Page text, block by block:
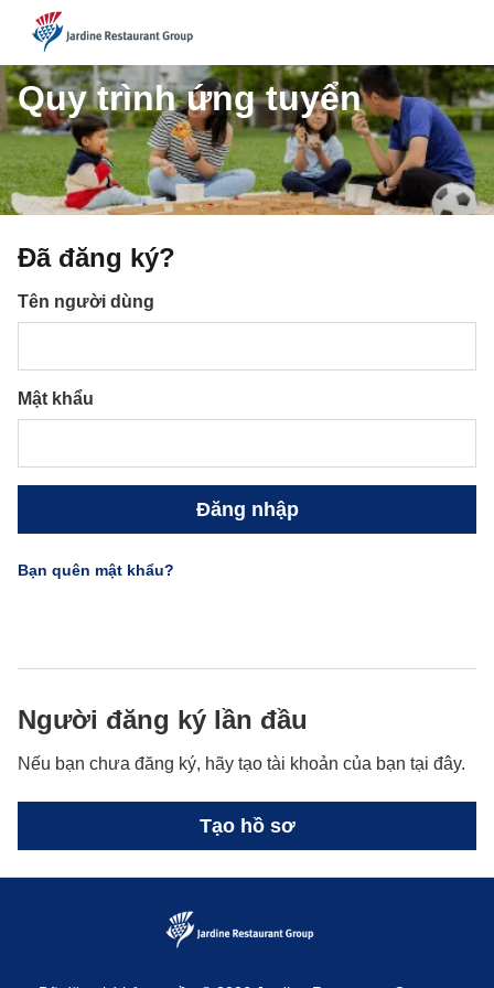
JRG
Quy trình ứng tuyển
Đã đăng ký?
Đăng nhập
Tên người dùng
Mật khẩu
Đăng nhập
Bạn quên mật khẩu?
Người đăng ký lần đầu
Nếu bạn chưa đăng ký, hãy tạo tài khoản của bạn tại đây.
Tạo hồ sơ